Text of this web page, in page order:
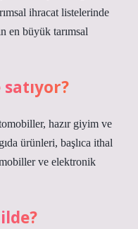
ihracat listelerinde
en büyük tarımsal
hazır giyim ve
ürünleri, başlıca ithal
ve elektronik